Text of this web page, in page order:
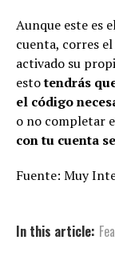
Aunque este es
cuenta, corres
activado su
estotendrás
el código
o no completar
con tu cuenta
Fuente: Muy
In this article: